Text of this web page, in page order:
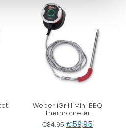
Weber iGrilll Mini BBQ
Thermometer
€84,95 €59,95